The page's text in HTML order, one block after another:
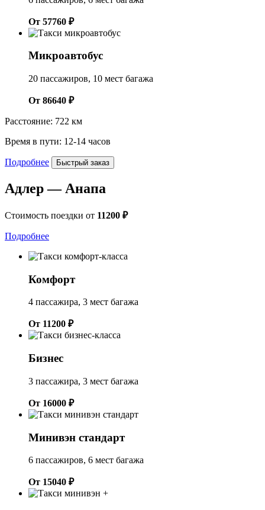
От 57760 ₽
Микроавтобус
20 пассажиров, 10 мест багажа
От 86640 ₽
Расстояние: 722 км
Время в пути: 12-14 часов
Подробнее Быстрый заказ
Адлер — Анапа
Стоимость поездки от 11200 ₽
Подробнее
Комфорт
4 пассажира, 3 мест багажа
От 11200 ₽
Бизнес
3 пассажира, 3 мест багажа
От 16000 ₽
Минивэн стандарт
6 пассажиров, 6 мест багажа
От 15040 ₽